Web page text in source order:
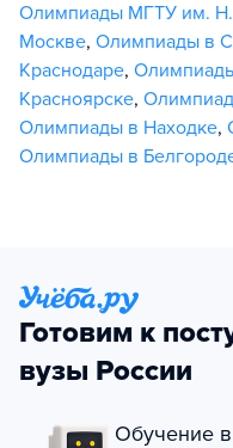
Олимпиады МГТУ им.
Москве, Олимпиады в
Краснодаре,
Красноярске,
Олимпиады в Находке,
Олимпиады в
Готовим к
вузы России
Обучение